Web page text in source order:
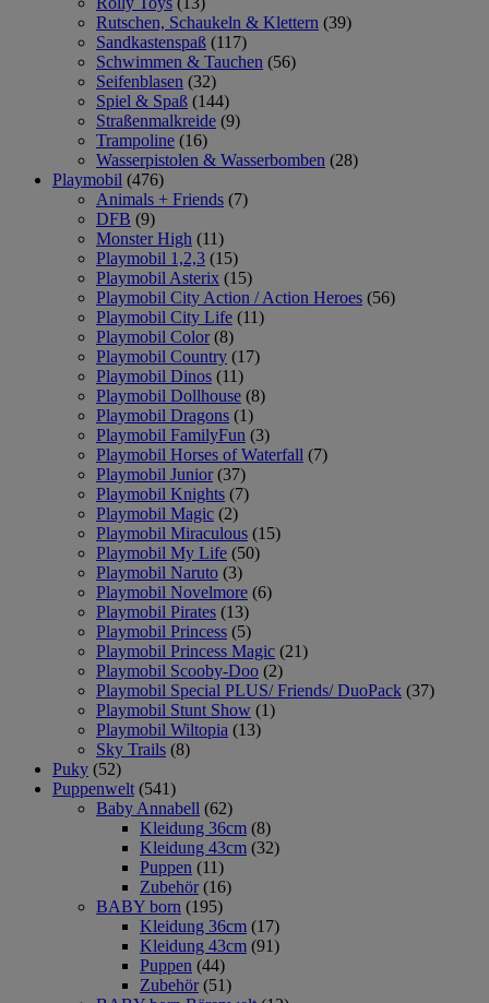
Rutschen, Schaukeln & Klettern (39)
Sandkastenspaß (117)
Schwimmen & Tauchen (56)
Seifenblasen (32)
Spiel & Spaß (144)
Straßenmalkreide (9)
Trampoline (16)
Wasserpistolen & Wasserbomben (28)
Playmobil (476)
Animals + Friends (7)
DFB (9)
Monster High (11)
Playmobil 1,2,3 (15)
Playmobil Asterix (15)
Playmobil City Action / Action Heroes (56)
Playmobil City Life (11)
Playmobil Color (8)
Playmobil Country (17)
Playmobil Dinos (11)
Playmobil Dollhouse (8)
Playmobil Dragons (1)
Playmobil FamilyFun (3)
Playmobil Horses of Waterfall (7)
Playmobil Junior (37)
Playmobil Knights (7)
Playmobil Magic (2)
Playmobil Miraculous (15)
Playmobil My Life (50)
Playmobil Naruto (3)
Playmobil Novelmore (6)
Playmobil Pirates (13)
Playmobil Princess (5)
Playmobil Princess Magic (21)
Playmobil Scooby-Doo (2)
Playmobil Special PLUS/ Friends/ DuoPack (37)
Playmobil Stunt Show (1)
Playmobil Wiltopia (13)
Sky Trails (8)
Puky (52)
Puppenwelt (541)
Baby Annabell (62)
Kleidung 36cm (8)
Kleidung 43cm (32)
Puppen (11)
Zubehör (16)
BABY born (195)
Kleidung 36cm (17)
Kleidung 43cm (91)
Puppen (44)
Zubehör (51)